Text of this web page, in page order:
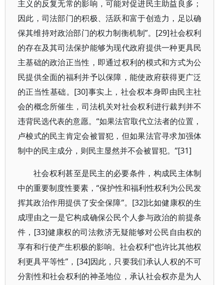
主义的反复无常的影响，可能对促进民主助益良多；
因此，司法部门的积极、活跃和富于创造力，足以确
保其维持对政治部门的权力制衡机制”。[29]社会权利
的存在及其司法保护能够为现代政府提供一种更具民
主基础的政治正当性，即通过权利的模式和方式为公
民提供全面的福利并予以保障，能使政府获得更广泛
的正当性基础。[30]事实上，社会权本身即由民主社
会的概念所催生，司法机关对社会权利进行裁判并不
违背民选代表的意愿。“如果法官取代立法者的位置，
卢梭式的民主肯定会被冒犯，但如果法官寻求加强体
制中的民主成分，则民主显然并不会被冒犯。”[31]
社会权利甚至是民主的必要条件，构成民主体制
中的重要制度性要素，“保护性和福利性权利为公民发
挥其政治作用提供了安全保障”。[32]比如健康权的生
成理由之一是它构成确保公民个人参与政治的前提条
件，[33]健康权的司法救济无疑能够对公民自由权的
享有和行使产生积极的影响。社会权利“也许比其他权
利更具平等性”，[34]因此，只要我们承认人权的不可
分割性和社会权利的神圣地位，承认社会权亦是为人